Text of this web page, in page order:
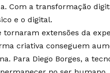
Com a transformação
e o digital.
extensões da
criativa conseguem
Para Diego Borges, a